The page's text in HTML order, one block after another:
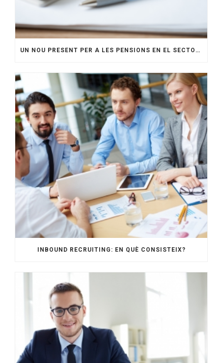
UN NOU PRESENT PER A LES PENSIONS EN EL SECTOR DE LA CONSTRUCCIÓ: CAP A UN FUTUR MÉS SEGUR
INBOUND RECRUITING: EN QUÈ CONSISTEIX?